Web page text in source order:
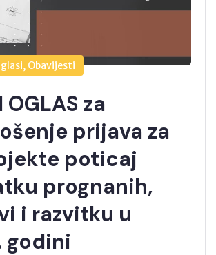
Obavijesti
OGLAS za
prijava za
poticaj
prognanih,
i razvitku u
godini